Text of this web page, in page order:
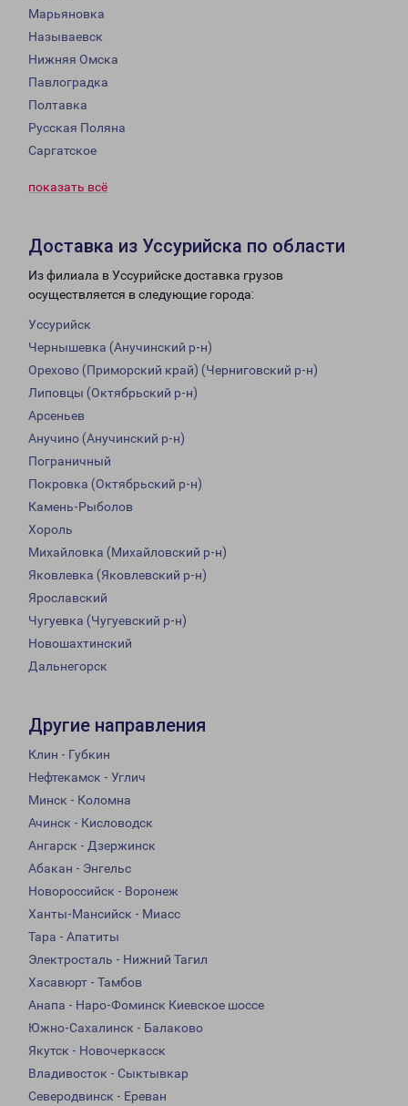
Марьяновка
Называевск
Нижняя Омска
Павлоградка
Полтавка
Русская Поляна
Саргатское
показать всё
Доставка из Уссурийска по области
Из филиала в Уссурийске доставка грузов
осуществляется в следующие города:
Уссурийск
Чернышевка (Анучинский р-н)
Орехово (Приморский край) (Черниговский р-н)
Липовцы (Октябрьский р-н)
Арсеньев
Анучино (Анучинский р-н)
Пограничный
Покровка (Октябрьский р-н)
Камень-Рыболов
Хороль
Михайловка (Михайловский р-н)
Яковлевка (Яковлевский р-н)
Ярославский
Чугуевка (Чугуевский р-н)
Новошахтинский
Дальнегорск
Другие направления
Клин - Губкин
Нефтекамск - Углич
Минск - Коломна
Ачинск - Кисловодск
Ангарск - Дзержинск
Абакан - Энгельс
Новороссийск - Воронеж
Ханты-Мансийск - Миасс
Тара - Апатиты
Электросталь - Нижний Тагил
Хасавюрт - Тамбов
Анапа - Наро-Фоминск Киевское шоссе
Южно-Сахалинск - Балаково
Якутск - Новочеркасск
Владивосток - Сыктывкар
Северодвинск - Ереван